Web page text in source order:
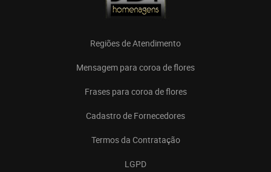
Regiões de Atendimento
Mensagem para coroa de flores
Frases para coroa de flores
Cadastro de Fornecedores
Termos da Contratação
LGPD